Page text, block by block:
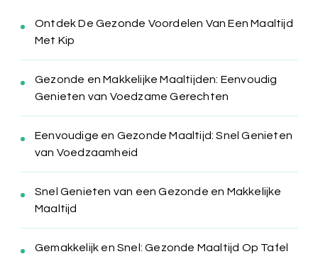
Ontdek De Gezonde Voordelen Van Een Maaltijd
Met Kip
Gezonde en Makkelijke Maaltijden: Eenvoudig
Genieten van Voedzame Gerechten
Eenvoudige en Gezonde Maaltijd: Snel Genieten
van Voedzaamheid
Snel Genieten van een Gezonde en Makkelijke
Maaltijd
Gemakkelijk en Snel: Gezonde Maaltijd Op Tafel